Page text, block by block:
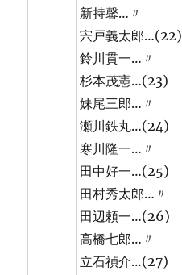
新持馨…〃
宍戸義太郎…(22)
鈴川貫一…〃
杉本茂憲…(23)
妹尾三郎…〃
瀬川鉄丸…(24)
寒川隆一…〃
田中好一…(25)
田村秀太郎…〃
田辺頼一…(26)
高橋七郎…〃
立石禎介…(27)